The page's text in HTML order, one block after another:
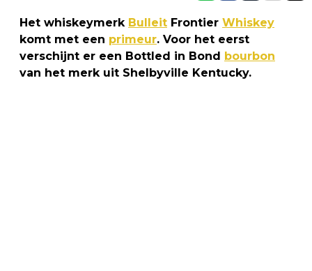
Het whiskeymerk Bulleit Frontier Whiskey
komt met een primeur. Voor het eerst
verschijnt er een Bottled in Bond bourbon
van het merk uit Shelbyville Kentucky.